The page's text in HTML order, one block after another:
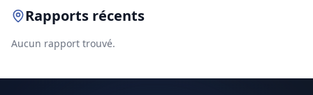
Rapports récents
Aucun rapport trouvé.